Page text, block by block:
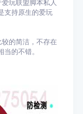
玩联盟脚本私人
支持原生的爱玩
的简洁，不存在
的不错。